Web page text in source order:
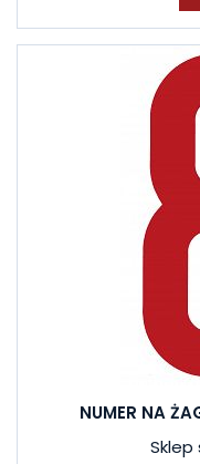
NUMER NA
Sklep